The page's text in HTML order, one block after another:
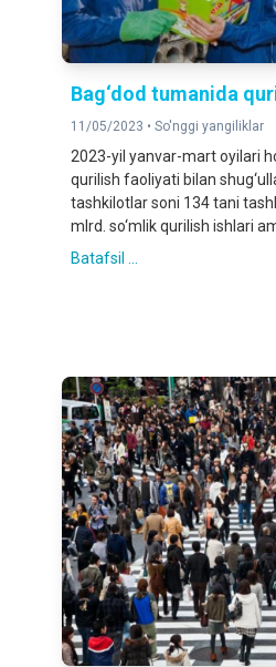
Bag‘dod tumanida
11/05/2023 • So'nggi yangiliklar
2023-yil yanvar-mart oyilari
qurilish faoliyati bilan
tashkilotlar soni 134 tani
mlrd. so‘mlik qurilish ishlari
Batafsil ...